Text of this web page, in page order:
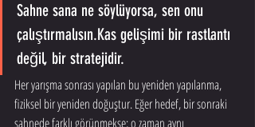
Sahne sana ne söylüyorsa, sen onu
çalıştırmalısın.Kas gelişimi bir rastlantı
değil, bir stratejidir.
Her yarışma sonrası yapılan bu yeniden yapılanma,
fiziksel bir yeniden doğuştur. Eğer hedef, bir sonraki
sahnede farklı görünmekse; o zaman aynı